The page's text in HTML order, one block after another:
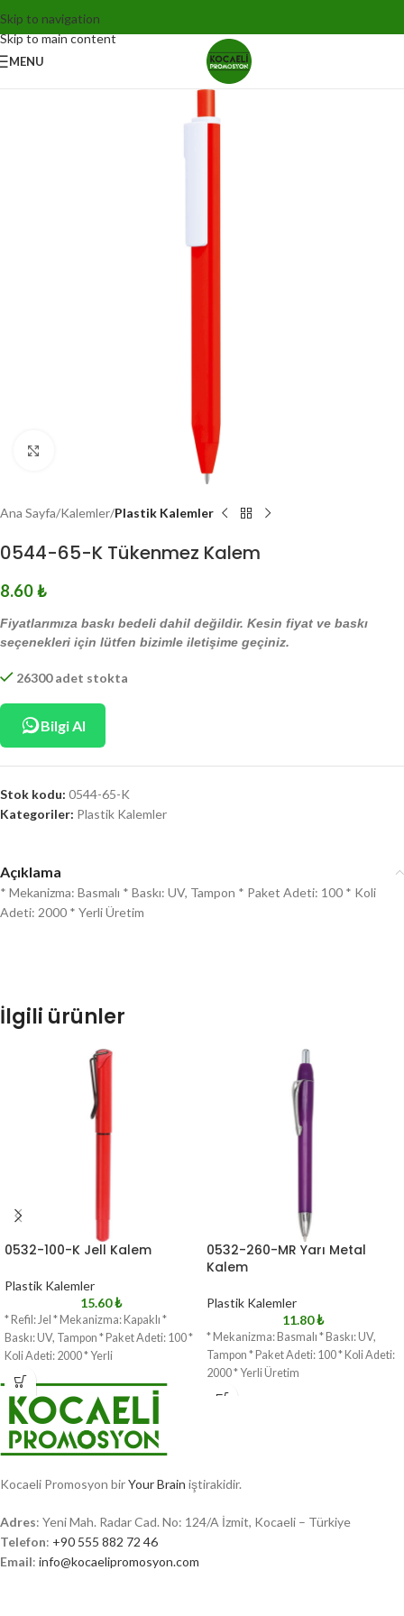
Skip to navigation
Skip to main content
MENU
Ana Sayfa Kalemler Plastik Kalemler
0544-65-K Tükenmez Kalem
8.60₺
Fiyatlarımıza baskı bedeli dahil değildir. Kesin fiyat ve baskı
seçenekleri için lütfen bizimle iletişime geçiniz.
26300 adet stokta
Bilgi Al
Stok kodu: 0544-65-K
Kategoriler: Plastik Kalemler
Açıklama
* Mekanizma: Basmalı * Baskı: UV, Tampon * Paket Adeti: 100 * Koli
Adeti: 2000 * Yerli Üretim
İlgili ürünler
0532-100-K Jell Kalem
Plastik Kalemler
15.60₺
* Refil: Jel * Mekanizma: Kapaklı *
Baskı: UV, Tampon * Paket Adeti: 100 *
Koli Adeti: 2000 * Yerli
0532-260-MR Yarı Metal
Kalem
Plastik Kalemler
11.80₺
* Mekanizma: Basmalı * Baskı: UV,
Tampon * Paket Adeti: 100 * Koli Adeti:
2000 * Yerli Üretim
Kocaeli Promosyon birYour Brain iştirakidir.
Adres: Yeni Mah. Radar Cad. No: 124/A İzmit, Kocaeli – Türkiye
Telefon: +90 555 882 72 46
Email: info@kocaelipromosyon.com